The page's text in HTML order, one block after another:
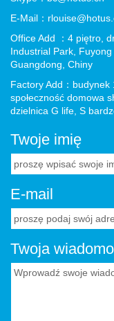
E-Mail：
Office Add ：4 piętro,
Industrial Park,
Guangdong, Chiny
Factory Add：budynek
społeczność domowa
dzielnica G life, S
Twoje imię
E-mail
Twoja